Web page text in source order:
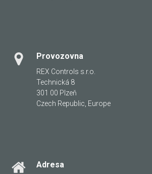
Provozovna
REX Controls s.r.o.
Technická 8
301 00 Plzeň
Czech Republic, Europe
Adresa